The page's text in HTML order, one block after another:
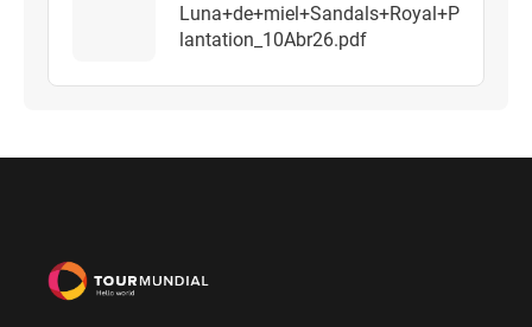
Luna+de+miel+Sandals+Royal+P
lantation_10Abr26.pdf